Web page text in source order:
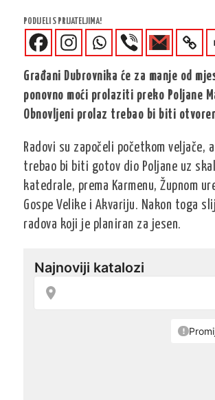
PODIJELI S PRIJATELJIMA!
Građani Dubrovnika će za manje od
ponovno moći prolaziti preko Poljane
Obnovljeni prolaz trebao bi biti
Radovi su započeli početkom veljače,
trebao bi biti gotov dio Poljane uz
katedrale, prema Karmenu, Župnom
Gospe Velike i Akvariju. Nakon toga
radova koji je planiran za jesen.